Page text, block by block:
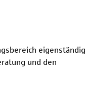
eigenständig
und den